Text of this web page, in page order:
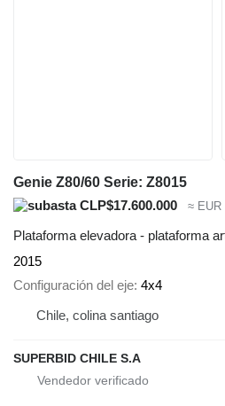
Genie Z80/60 Serie: Z8015
CLP$17.600.000
≈ EUR
Plataforma elevadora - plataforma
2015
Configuración del eje 4x4
Chile, colina santiago
SUPERBID CHILE S.A